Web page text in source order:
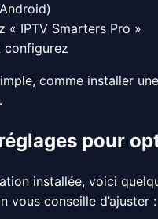
« IPTV Smarters Pro »
configurez
comme installer
pour
installée, voici
vous conseille d’ajuster :